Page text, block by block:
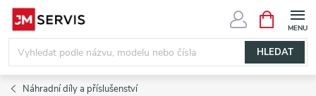
Přejít
obsah
HLEDAT
NÁKUPNÍ
KOŠÍK
Náhradní díly a příslušenství